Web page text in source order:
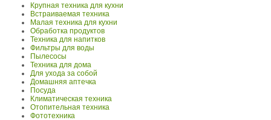
Крупная техника для кухни
Встраиваемая техника
Малая техника для кухни
Обработка продуктов
Техника для напитков
Фильтры для воды
Пылесосы
Техника для дома
Для ухода за собой
Домашняя аптечка
Посуда
Климатическая техника
Отопительная техника
Фототехника